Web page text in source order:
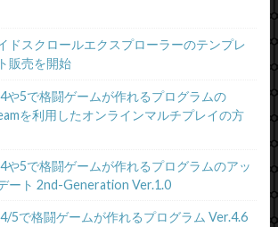
ドスクロールエクスプローラーのテンプレ
販売を開始
や5で格闘ゲームが作れるプログラムの
を利用したオンラインマルチプレイの方
や5で格闘ゲームが作れるプログラムのアッ
ート 2nd-Generation Ver.1.0
5で格闘ゲームが作れるプログラム Ver.4.6